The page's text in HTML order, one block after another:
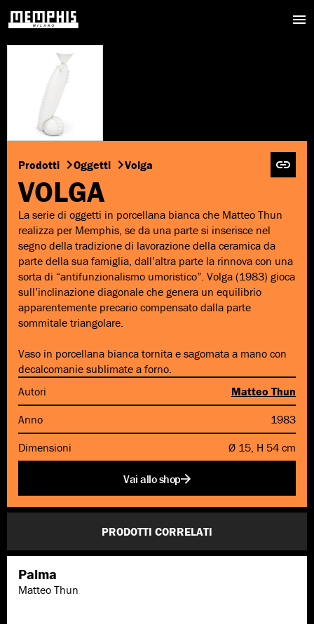
Prodotti Oggetti Volga
VOLGA
La serie di oggetti in porcellana bianca che Matteo Thun
realizza per Memphis, se da una parte si inserisce nel
segno della tradizione di lavorazione della ceramica da
parte della sua famiglia, dall’altra parte la rinnova con una
sorta di “antifunzionalismo umoristico”. Volga (1983) gioca
sull’inclinazione diagonale che genera un equilibrio
apparentemente precario compensato dalla parte
sommitale triangolare.
Vaso in porcellana bianca tornita e sagomata a mano con
decalcomanie sublimate a forno.
Autori
Matteo Thun
Anno
1983
Dimensioni
Ø 15, H 54 cm
Vai allo shop
PRODOTTI CORRELATI
Palma
Matteo Thun